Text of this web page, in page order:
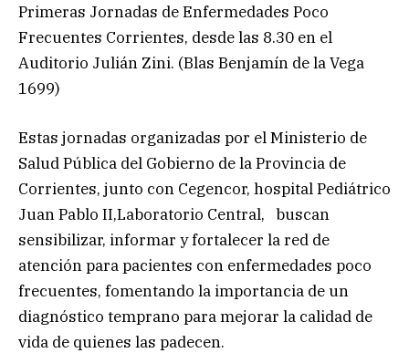
Primeras Jornadas de Enfermedades Poco
Frecuentes Corrientes, desde las 8.30 en el
Auditorio Julián Zini. (Blas Benjamín de la Vega
1699)
Estas jornadas organizadas por el Ministerio de
Salud Pública del Gobierno de la Provincia de
Corrientes, junto con Cegencor, hospital Pediátrico
Juan Pablo II,Laboratorio Central, buscan
sensibilizar, informar y fortalecer la red de
atención para pacientes con enfermedades poco
frecuentes, fomentando la importancia de un
diagnóstico temprano para mejorar la calidad de
vida de quienes las padecen.